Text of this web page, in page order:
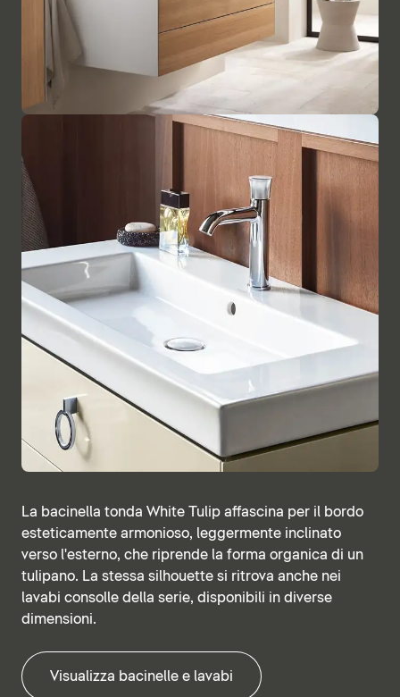
La bacinella tonda White Tulip affascina per il bordo
esteticamente armonioso, leggermente inclinato
verso l'esterno, che riprende la forma organica di un
tulipano. La stessa silhouette si ritrova anche nei
lavabi consolle della serie, disponibili in diverse
dimensioni.
Visualizza bacinelle e lavabi